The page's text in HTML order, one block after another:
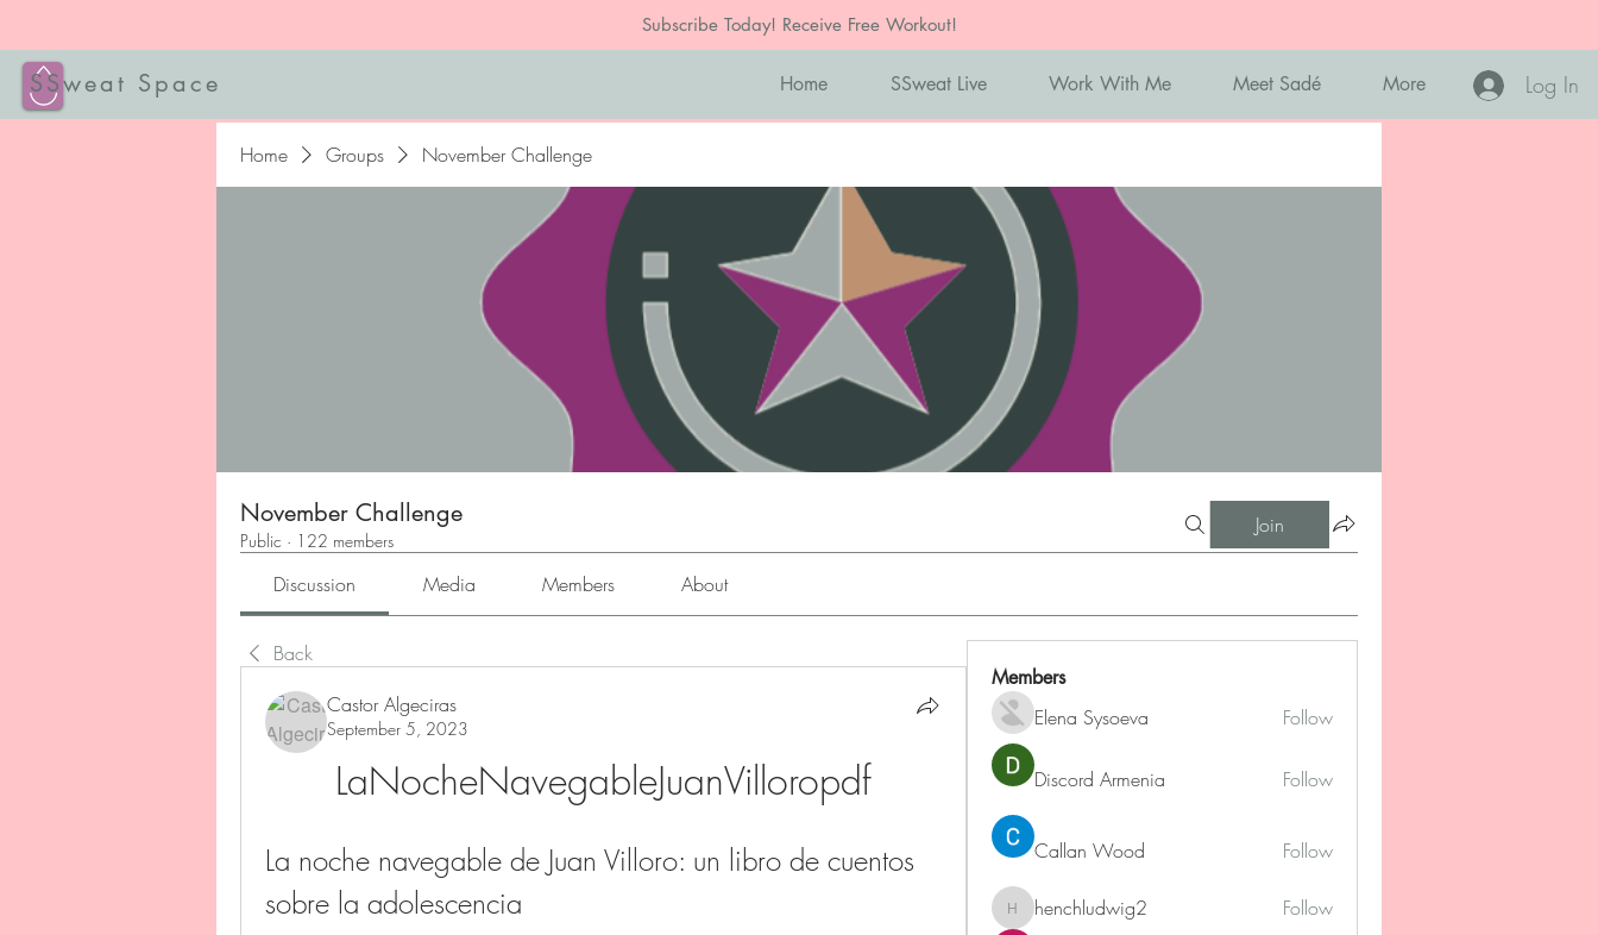
Subscribe Today! Receive Free Workout!
SSweat Space Home SSweat Live Work With Me Meet Sadé More Log In
Home Groups November Challenge
November Challenge
Public · 122 members
Join
Discussion Media Members About
Back
Castor Algeciras
September 5, 2023
LaNocheNavegableJuanVilloropdf
La noche navegable de Juan Villoro: un libro de cuentos
sobre la adolescencia
Members
Elena Sysoeva Follow
Discord Armenia Follow
Callan Wood Follow
henchludwig2
henchludwig2 Follow